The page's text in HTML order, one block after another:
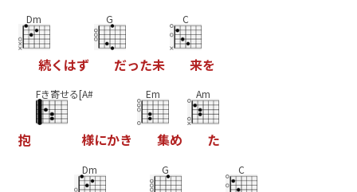
Dm
続く はず
G
だった未
C
来を
抱
Fき寄せる[A#
様にかき
Em
集め
Am
た
Dm G C